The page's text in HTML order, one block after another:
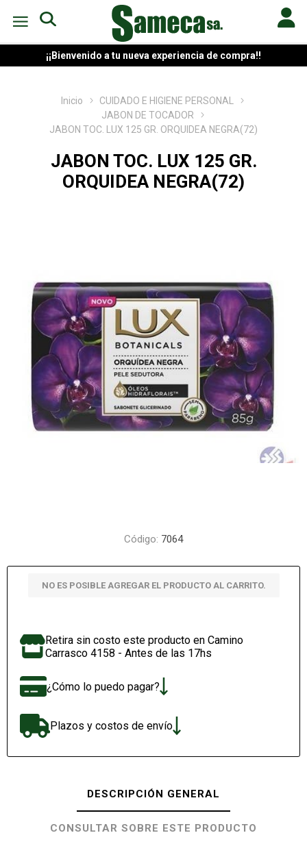
¡¡Bienvenido a tu nueva experiencia de compra!!
Inicio
CUIDADO E HIGIENE PERSONAL
JABON DE TOCADOR
JABON TOC. LUX 125 GR. ORQUIDEA NEGRA(72)
JABON TOC. LUX 125 GR.
ORQUIDEA NEGRA(72)
Código: 7064
NO ES POSIBLE AGREGAR EL PRODUCTO AL CARRITO.
Retira sin costo este producto en Camino
Carrasco 4158 - Antes de las 17hs
¿Cómo lo puedo pagar?
Plazos y costos de envío
DESCRIPCIÓN GENERAL
CONSULTAR SOBRE ESTE PRODUCTO